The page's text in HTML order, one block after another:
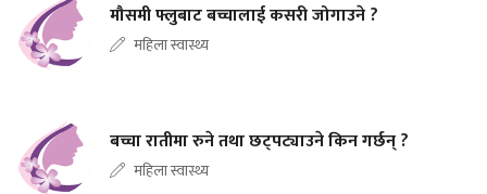
मौसमी फ्लुबाट बच्चालाई कसरी जोगाउने ?
महिला स्वास्थ्य
बच्चा रातीमा रुने तथा छट्पट्याउने किन गर्छन् ?
महिला स्वास्थ्य